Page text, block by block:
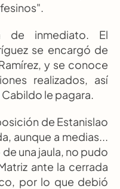
de inmediato. El
se encargó de
y se conoce
realizados, así
le pagara.
de Estanislao
aunque a medias...
una jaula, no pudo
ante la cerrada
por lo que debió